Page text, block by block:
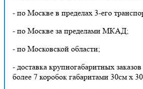
- по Москве в пределах 3-его
- по Москве за пределами МКАД;
- по Московской области;
- доставка крупногабаритных заказов
более 7 коробок габаритами 30см х